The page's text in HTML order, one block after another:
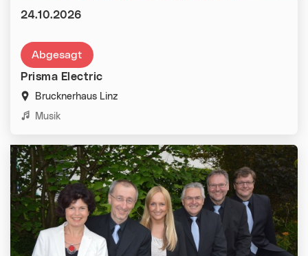
Abgesagt
Prisma Electric
Brucknerhaus Linz
Kategorien:
Musik
Datum:
24.10.2026